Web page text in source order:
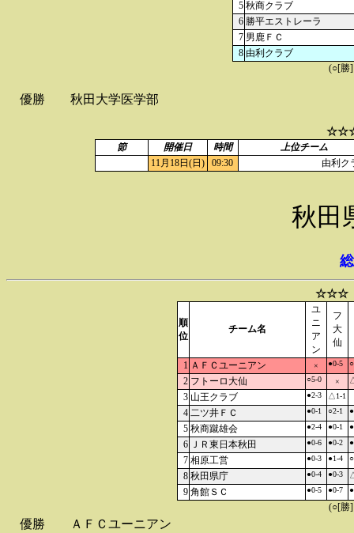
5 秋商クラブ
6 勝平エストレーラ
7 男鹿ＦＣ
8 由利クラブ
(○[勝
優勝 秋田大学医学部
節 開催日 時間
上位チーム
11月18日(日)
09:30 由利ク
秋田
☆☆☆
順
位
チーム名
ユ
ニ
ア
ン
フ
大
仙
1 ＡＦＣユーニアン × ●0-5
2 フトーロ大仙 ○5-0 ×
3 山王クラブ ●2-3 △1-1
4 二ツ井ＦＣ ●0-1 ○2-1
5 秋商蹴雄会 ●2-4 ●0-1
6 ＪＲ東日本秋田 ●0-6 ●0-2
7 相原工営 ●0-3 ●1-4
8 秋田県庁 ●0-4 ●0-3
9 角館ＳＣ ●0-5 ●0-7
(○[勝
優勝 ＡＦＣユーニアン